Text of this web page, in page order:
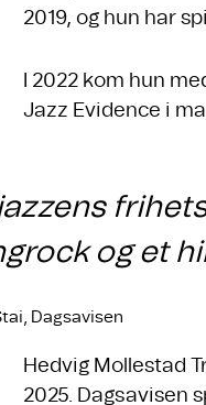
2019, og hun har
I 2022 kom hun
Jazz Evidence i
og et
Dagsavisen
Hedvig Mollestad
2025. Dagsavisen